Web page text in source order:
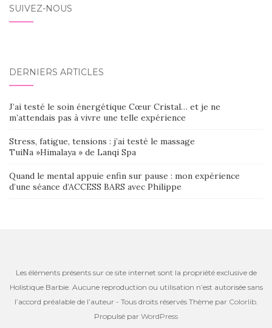
SUIVEZ-NOUS
DERNIERS ARTICLES
J’ai testé le soin énergétique Cœur Cristal… et je ne
m’attendais pas à vivre une telle expérience
Stress, fatigue, tensions : j’ai testé le massage
TuiNa »Himalaya » de Lanqi Spa
Quand le mental appuie enfin sur pause : mon expérience
d’une séance d’ACCESS BARS avec Philippe
Les éléments présents sur ce site internet sont la propriété exclusive de
Holistique Barbie. Aucune reproduction ou utilisation n’est autorisée sans
l’accord préalable de l’auteur - Tous droits réservés Thème par Colorlib.
Propulsé par WordPress